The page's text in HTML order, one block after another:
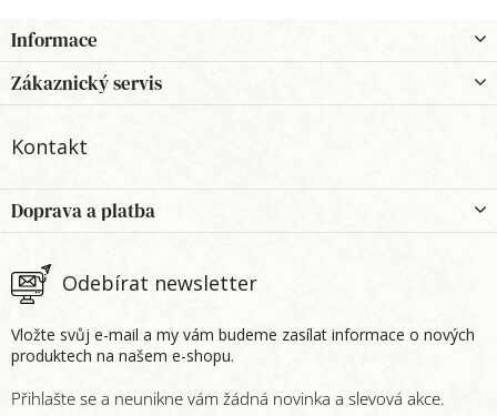
á
p
a
Informace
Zákaznický servis
Kontakt
Odebírat newsletter
Vložte svůj e-mail a my vám budeme zasílat informace o nových
produktech na našem e-shopu.
Doprava a platba